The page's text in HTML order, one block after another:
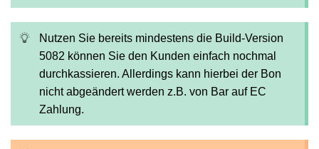
Nutzen Sie bereits mindestens die Build-Version
5082 können Sie den Kunden einfach nochmal
durchkassieren. Allerdings kann hierbei der Bon
nicht abgeändert werden z.B. von Bar auf EC
Zahlung.